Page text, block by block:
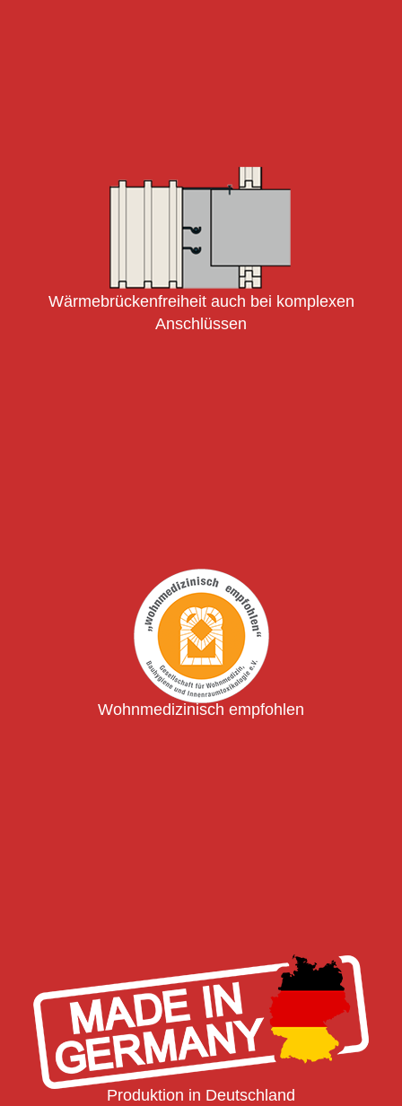
Wärmebrückenfreiheit auch bei komplexen
Anschlüssen
Wohnmedizinisch empfohlen
Produktion in Deutschland